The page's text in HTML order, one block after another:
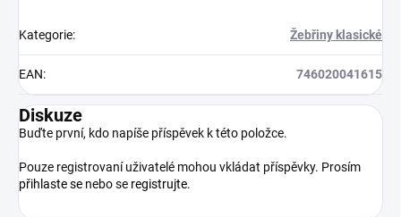
Kategorie: Žebřiny klasické
EAN: 746020041615
Diskuze
Buďte první, kdo napíše příspěvek k této položce.
Pouze registrovaní uživatelé mohou vkládat příspěvky. Prosím
přihlaste se nebo se registrujte.